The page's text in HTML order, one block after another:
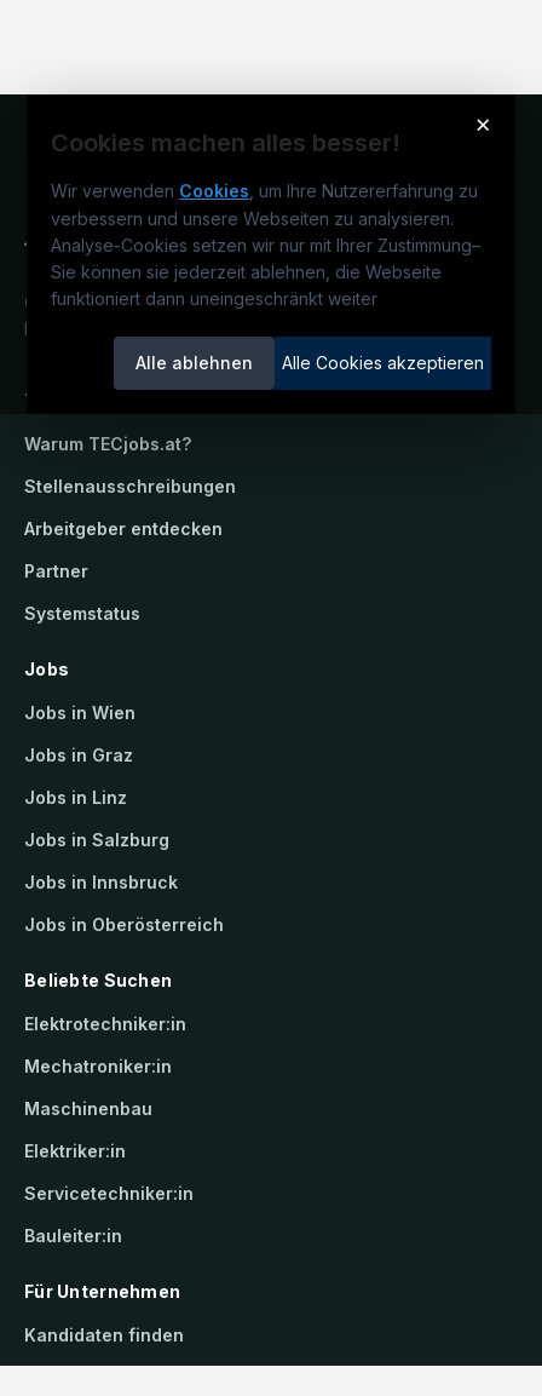
×
Cookies machen alles besser!
Wir verwenden Cookies , um Ihre Nutzererfahrung zu
verbessern und unsere Webseiten zu analysieren.
Analyse-Cookies setzen wir nur mit Ihrer Zustimmung–
Sie können sie jederzeit ablehnen, die Webseite
funktioniert dann uneingeschränkt weiter
Alle ablehnen Alle Cookies akzeptieren
Österreichs technisches Karriereportal.
Ein Service der candidatis GmbH.
TECjobs.at
Warum TECjobs.at?
Stellenausschreibungen
Arbeitgeber entdecken
Partner
Systemstatus
Jobs
Jobs in Wien
Jobs in Graz
Jobs in Linz
Jobs in Salzburg
Jobs in Innsbruck
Jobs in Oberösterreich
Beliebte Suchen
Elektrotechniker:in
Mechatroniker:in
Maschinenbau
Elektriker:in
Servicetechniker:in
Bauleiter:in
Für Unternehmen
Kandidaten finden